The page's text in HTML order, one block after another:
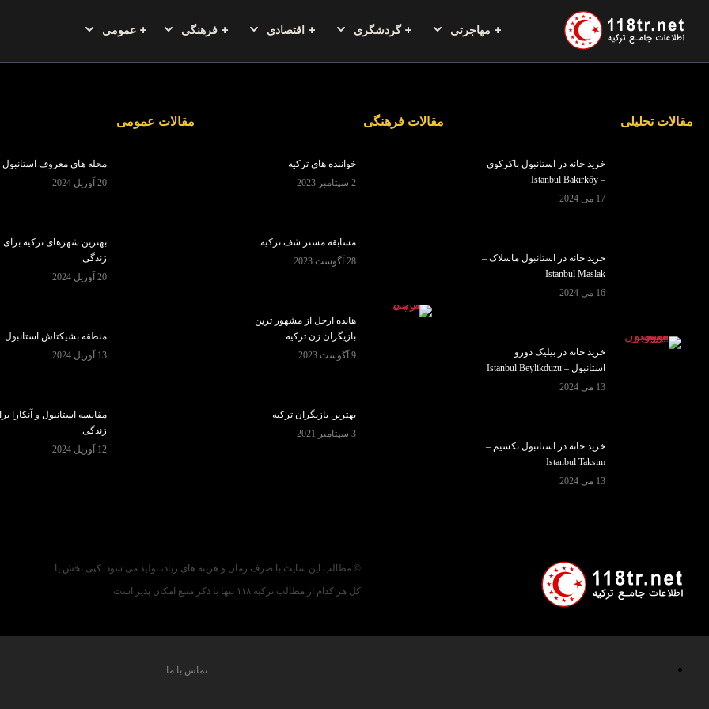
مهاجرتی گردشگری اقتصادی فرهنگی عمومی
مقالات تحلیلی
خرید خانه در استانبول باکرکوی
– Istanbul Bakırköy
17 می 2024
خرید خانه در استانبول ماسلاک –
Istanbul Maslak
16 می 2024
خرید خانه در بیلیک دوزو
استانبول – Istanbul Beylikduzu
13 می 2024
خرید خانه در استانبول تکسیم –
Istanbul Taksim
13 می 2024
مقالات فرهنگی
خواننده های ترکیه
2 سپتامبر 2023
مسابقه مستر شف ترکیه
28 آگوست 2023
هانده ارچل از مشهور ترین
بازیگران زن ترکیه
9 آگوست 2023
بهترین بازیگران ترکیه
3 سپتامبر 2021
مقالات عمومی
محله های معروف استانبول
20 آوریل 2024
بهترین شهرهای ترکیه برای
زندگی
20 آوریل 2024
منطقه بشیکتاش استانبول
13 آوریل 2024
مقایسه استانبول و آنکارا
زندگی
12 آوریل 2024
© مطالب این سایت با صرف زمان و هزینه های زیاد، تولید می شود. کپی بخش یا
کل هر کدام از مطالب ترکیه ۱۱۸ تنها با ذکر منبع امکان پذیر است.
تماس با ما